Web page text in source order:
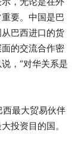
要。中国是巴
巴西进口的货
的交流合作密
，“对华关系是
最大贸易伙伴
投资目的国。